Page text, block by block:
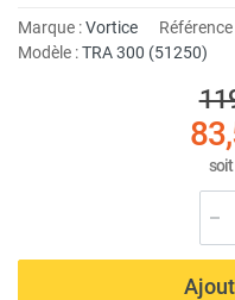
Marque :Vortice Référence
Modèle :TRA 300 (51250)
soit